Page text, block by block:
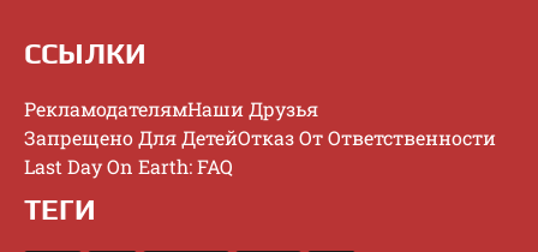
ССЫЛКИ
РекламодателямНаши Друзья
Запрещено Для ДетейОтказ От Ответственности
Last Day On Earth: FAQ
ТЕГИ